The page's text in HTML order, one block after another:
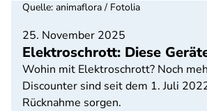
25. November 2025
Elektroschrott: Diese
Wohin mit Elektroschrott? Noch
Discounter sind seit dem 1. Juli
Rücknahme sorgen.
Quelle: animaflora / Fotolia